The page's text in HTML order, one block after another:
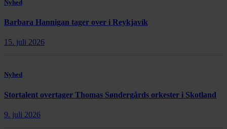
Nyhed
Barbara Hannigan tager over i Reykjavík
15. juli 2026
Nyhed
Stortalent overtager Thomas Søndergårds orkester i Skotland
9. juli 2026